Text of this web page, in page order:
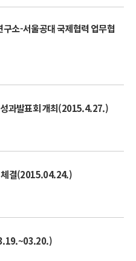
소-서울공대 국제협력 업무협
과발표회 개최(2015.4.27.)
체결(2015.04.24.)